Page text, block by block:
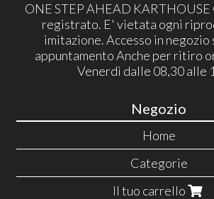
ONE STEP AHEAD KARTHOUSE
registrato. E' vietata ogni
imitazione. Accesso in
appuntamento Anche per ritiro
Venerdì dalle 08,30 alle
Negozio
Home
Categorie
Il tuo carrello